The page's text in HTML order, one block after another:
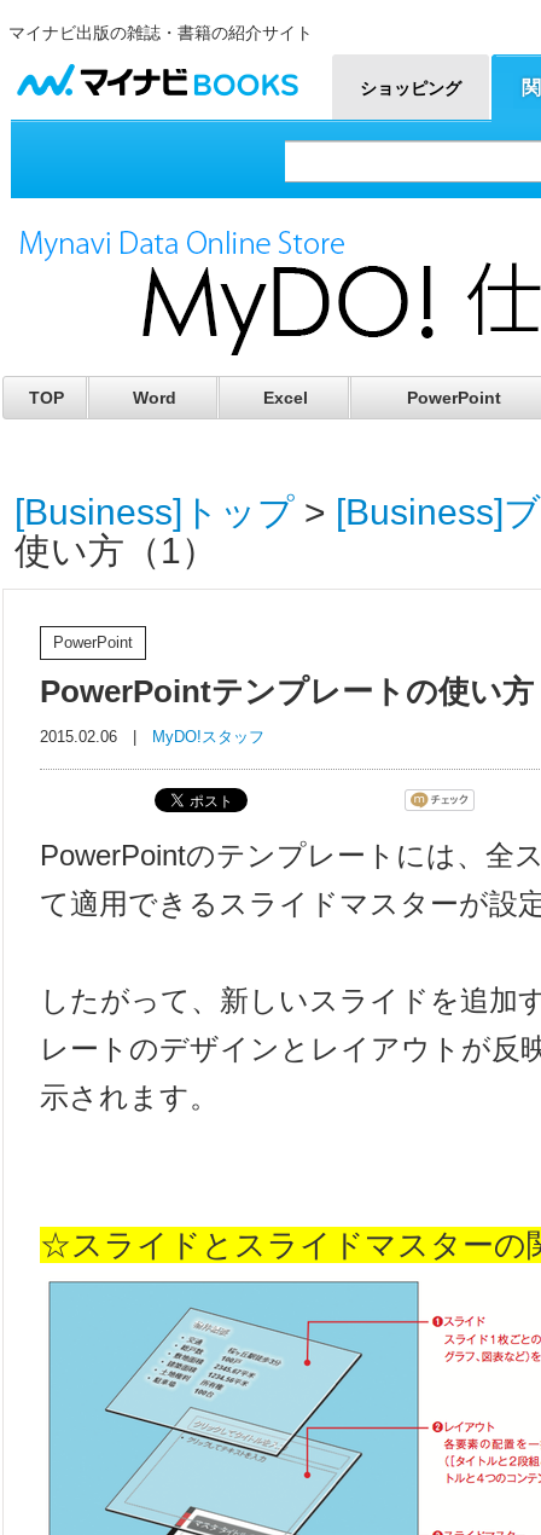
マイナビ出版の雑誌・書籍の紹介サイト
マイナビBOOKS
ショッピング
TOP Word Excel PowerPoint
[Business]トップ > [Business]
使い方（1）
PowerPoint
PowerPointテンプレートの使い方
2015.02.06 | MyDO!スタッフ
PowerPointのテンプレートには、全
て適用できるスライドマスターが設
したがって、新しいスライドを追加
レートのデザインとレイアウトが反
示されます。
☆スライドとスライドマスターの